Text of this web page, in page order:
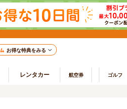
お得な特典をみる
レンタカー 航空券 ゴルフ